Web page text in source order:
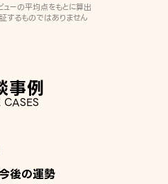
ーの平均点をもとに算出
するものではありません
事例
CASES
後の運勢